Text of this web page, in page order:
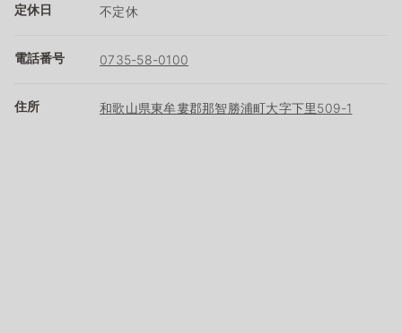
定休日 不定休
電話番号 0735-58-0100
住所 和歌山県東牟婁郡那智勝浦町大字下里509-1